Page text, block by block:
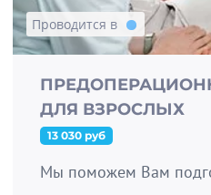
Проводится в
ДЛЯ ВЗРОСЛЫХ
13 030 руб